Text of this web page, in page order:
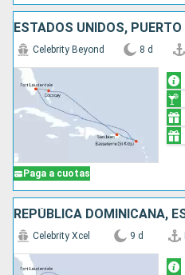
Paga a cuotas
Celebrity Beyond 8 d
Celebrity Xcel 9 d